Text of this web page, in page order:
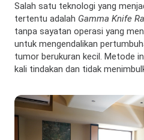
Salah satu teknologi yang
tertentu adalah Gamma Knife
tanpa sayatan operasi yang
untuk mengendalikan
tumor berukuran kecil. Metode
kali tindakan dan tidak